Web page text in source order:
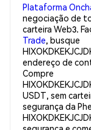
Plataforma
negociação de
carteira Web3.
Trade, busque
endereço de
Compre
USDT, sem
segurança da